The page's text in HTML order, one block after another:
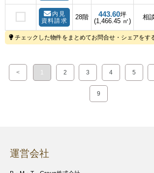
内見
資料請求
28階 443.60坪
(1,466.45 ㎡)
相
チェックした物件をまとめてお問合せ・シェアをす
< 1 2 3 4 5
9
運営会社